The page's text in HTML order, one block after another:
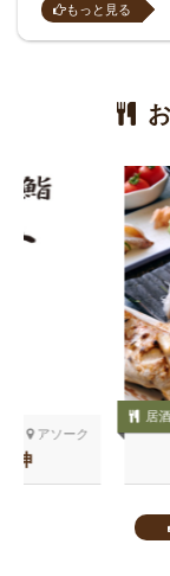
もっと見る
酒の店/ き